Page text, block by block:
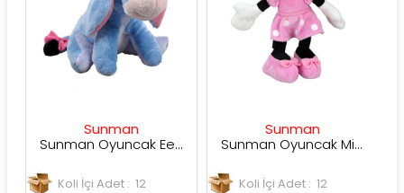
Sunman
Sunman Oyuncak Eeyore Core Peluş 25 cm.
Koli İçi Adet : 12
Sunman
Sunman Oyuncak Minnie Core Peluş 25 cm
Koli İçi Adet : 12